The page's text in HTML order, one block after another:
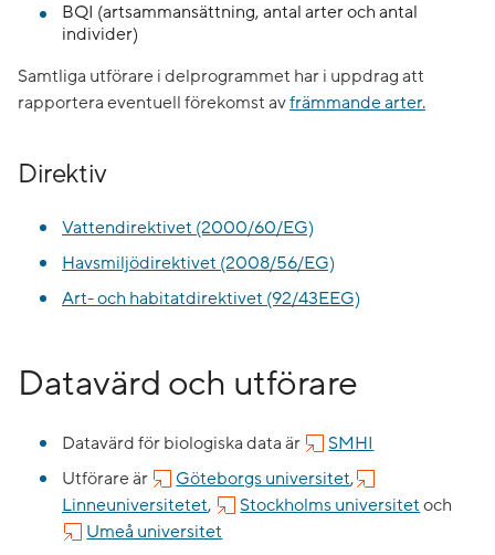
BQI (artsammansättning, antal arter och antal
individer)
Samtliga utförare i delprogrammet har i uppdrag att
rapportera eventuell förekomst avfrämmande arter.
Direktiv
Vattendirektivet (2000/60/EG)
Havsmiljödirektivet (2008/56/EG)
Art- och habitatdirektivet (92/43EEG)
Datavärd och utförare
Datavärd för biologiska data är
SMHI
Utförare är
Göteborgs universitet,
Linneuniversitetet, Stockholms universitetoch
Umeå universitet